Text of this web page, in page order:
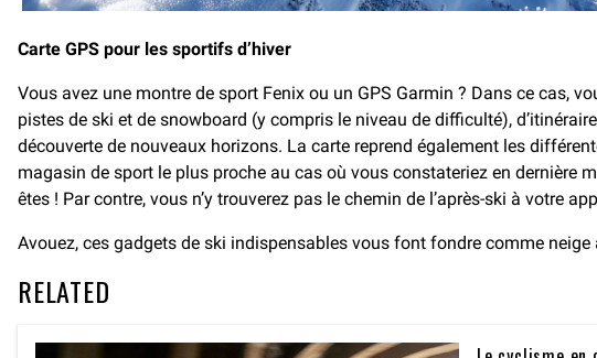
Carte GPS pour les sportifs d’hiver
Vous avez une montre de sport Fenix ou un GPS Garmin ? Dans ce cas,
pistes de ski et de snowboard (y compris le niveau de difficulté),
découverte de nouveaux horizons. La carte reprend également les
magasin de sport le plus proche au cas où vous constateriez en dernière
êtes ! Par contre, vous n’y trouverez pas le chemin de l’après-ski à votre
Avouez, ces gadgets de ski indispensables vous font fondre comme
RELATED